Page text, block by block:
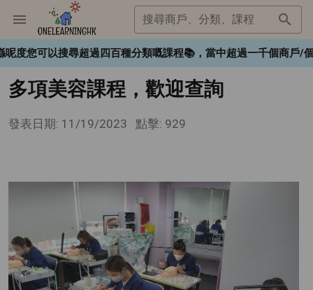
搜尋商戶、分類、課程
以搜尋超過四百種分類嘅課程📚，當中超過一千個商戶/個人
多項美容課程，歡迎查詢
發表日期: 11/19/2023 點擊: 929